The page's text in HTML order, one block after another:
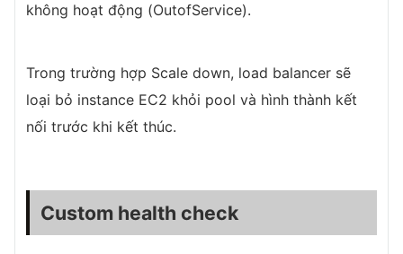
không hoạt động (OutofService).
Trong trường hợp Scale down, load balancer sẽ
loại bỏ instance EC2 khỏi pool và hình thành kết
nối trước khi kết thúc.
Custom health check